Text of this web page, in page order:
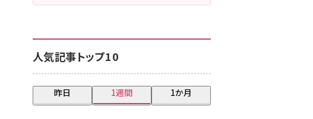
人気記事トップ10
昨日 1週間 1か月